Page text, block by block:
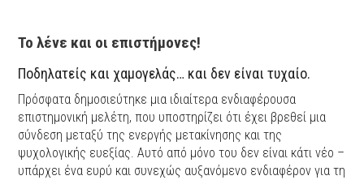
Το λένε και οι επιστήμονες!
Ποδηλατείς και χαμογελάς… και δεν είναι τυχαίο.
Πρόσφατα δημοσιεύτηκε μια ιδιαίτερα ενδιαφέρουσα
επιστημονική μελέτη, που υποστηρίζει ότι έχει βρεθεί μια
σύνδεση μεταξύ της ενεργής μετακίνησης και της
ψυχολογικής ευεξίας. Αυτό από μόνο του δεν είναι κάτι νέο –
υπάρχει ένα ευρύ και συνεχώς αυξανόμενο ενδιαφέρον για τη